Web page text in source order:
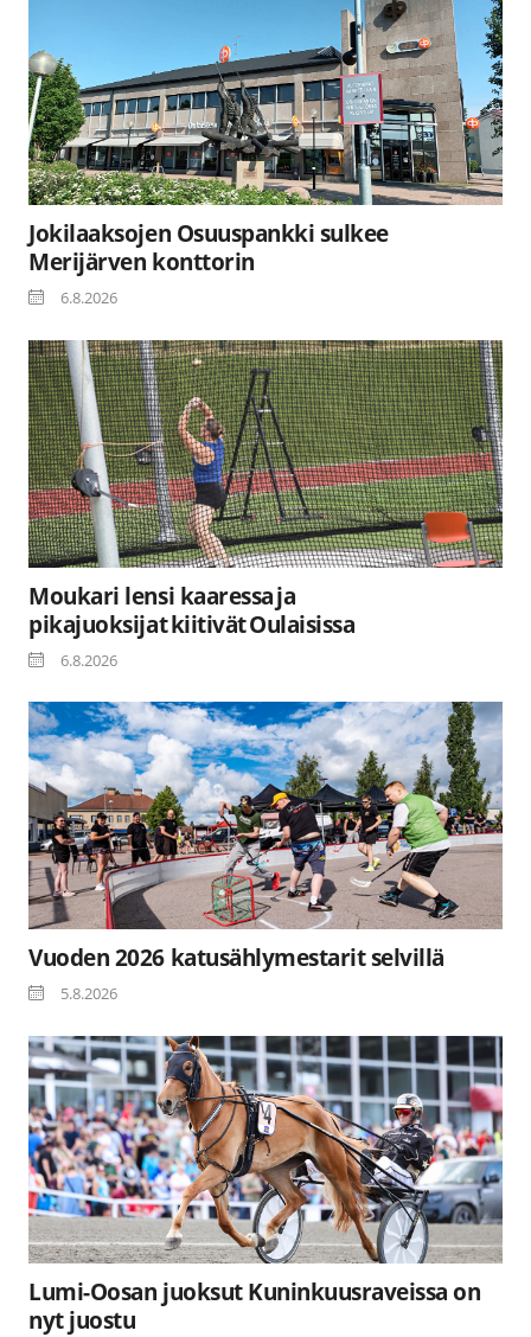
Jokilaaksojen Osuuspankki sulkee
Merijärven konttorin
6.8.2026
Moukari lensi kaaressa ja
pikajuoksijat kiitivät Oulaisissa
6.8.2026
Vuoden 2026 katusählymestarit selvillä
5.8.2026
Lumi-Oosan juoksut Kuninkuusraveissa on
nyt juostu